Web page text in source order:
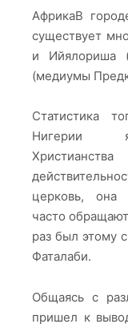
АфрикаВ
существует
и Ийялориша
(медиумы
Статистика
Нигерии
церковь, она
часто
раз был этому
Фаталаби.
Общаясь с
пришел к